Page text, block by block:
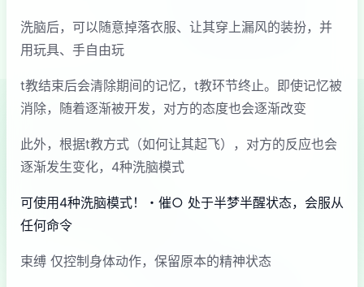
洗脑后，可以随意掉落衣服、让其穿上漏风的装扮，并
用玩具、手自由玩
t教结束后会清除期间的记忆，t教环节终止。即使记忆被
消除，随着逐渐被开发，对方的态度也会逐渐改变
此外，根据t教方式（如何让其起飞），对方的反应也会
逐渐发生变化，4种洗脑模式
可使用4种洗脑模式！・催○ 处于半梦半醒状态，会服从
任何命令
束缚 仅控制身体动作，保留原本的精神状态